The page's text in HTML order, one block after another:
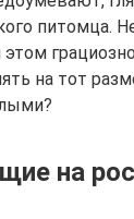
питомца.
на тот
на